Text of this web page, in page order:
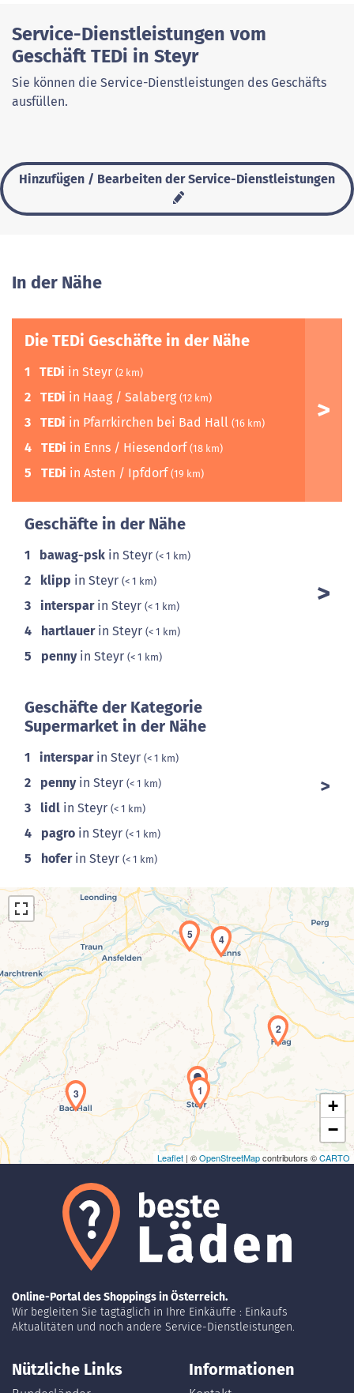
Service-Dienstleistungen vom
Geschäft TEDi in Steyr
Sie können die Service-Dienstleistungen des Geschäfts
ausfüllen.
Hinzufügen / Bearbeiten der Service-Dienstleistungen
In der Nähe
Die TEDi Geschäfte in der Nähe
1 TEDi in Steyr (2 km)
2 TEDi in Haag / Salaberg (12 km)
3 TEDi in Pfarrkirchen bei Bad Hall (16 km)
4 TEDi in Enns / Hiesendorf (18 km)
5 TEDi in Asten / Ipfdorf (19 km)
Geschäfte in der Nähe
1 bawag-psk in Steyr (< 1 km)
2 klipp in Steyr (< 1 km)
3 intersparin Steyr (< 1 km)
4 hartlauerin Steyr (< 1 km)
5 pennyin Steyr (< 1 km)
Geschäfte der Kategorie
Supermarket in der Nähe
1 intersparin Steyr (< 1 km)
2 pennyin Steyr (< 1 km)
3 lidl in Steyr (< 1 km)
4 pagro in Steyr (< 1 km)
5 hoferin Steyr (< 1 km)
Laden der Karte...
1
2
3
4
5
+
−
Leaflet | ©OpenStreetMapcontributors ©CARTO
Online-Portal des Shoppings in Österreich.
Wir begleiten Sie tagtäglich in Ihre Einkäuffe : Einkaufs
Aktualitäten und noch andere Service-Dienstleistungen.
Nützliche Links Informationen